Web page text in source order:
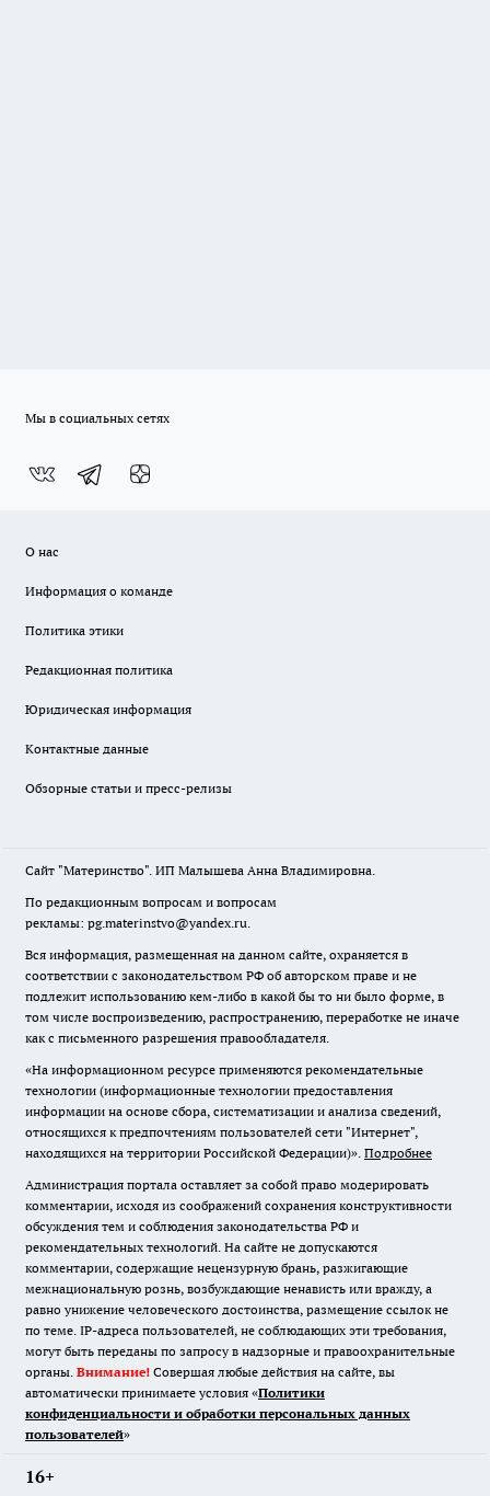
Мы в социальных сетях
О нас
Информация о команде
Политика этики
Редакционная политика
Юридическая информация
Контактные данные
Обзорные статьи и пресс-релизы
Сайт "Материнство". ИП Малышева Анна Владимировна.
По редакционным вопросам и вопросам
рекламы: pg.materinstvo@yandex.ru.
Вся информация, размещенная на данном сайте, охраняется в
соответствии с законодательством РФ об авторском праве и не
подлежит использованию кем-либо в какой бы то ни было форме, в
том числе воспроизведению, распространению, переработке не иначе
как с письменного разрешения правообладателя.
«На информационном ресурсе применяются рекомендательные
технологии (информационные технологии предоставления
информации на основе сбора, систематизации и анализа сведений,
относящихся к предпочтениям пользователей сети "Интернет",
находящихся на территории Российской Федерации)». Подробнее
Администрация портала оставляет за собой право модерировать
комментарии, исходя из соображений сохранения конструктивности
обсуждения тем и соблюдения законодательства РФ и
рекомендательных технологий. На сайте не допускаются
комментарии, содержащие нецензурную брань, разжигающие
межнациональную рознь, возбуждающие ненависть или вражду, а
равно унижение человеческого достоинства, размещение ссылок не
по теме. IP-адреса пользователей, не соблюдающих эти требования,
могут быть переданы по запросу в надзорные и правоохранительные
органы. Внимание! Совершая любые действия на сайте, вы
автоматически принимаете условия «Политики
конфиденциальности и обработки персональных данных
пользователей»
16+